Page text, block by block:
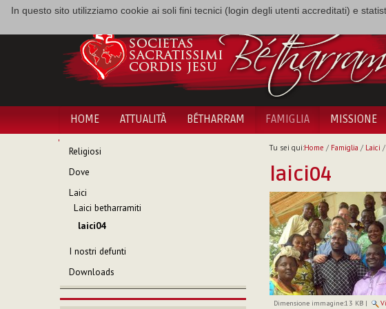
In questo sito utilizziamo cookie ai soli fini tecnici (login degli utenti accreditati) e
HOME ATTUALITÀ BÉTHARRAM FAMIGLIA MISSIONE
NAVIGAZIONE
Religiosi
Dove
Laici
Laici betharramiti
laici04
I nostri defunti
Downloads
Tu sei qui:Home / Famiglia / Laici /
laici04
Dimensione immagine:13 KB|